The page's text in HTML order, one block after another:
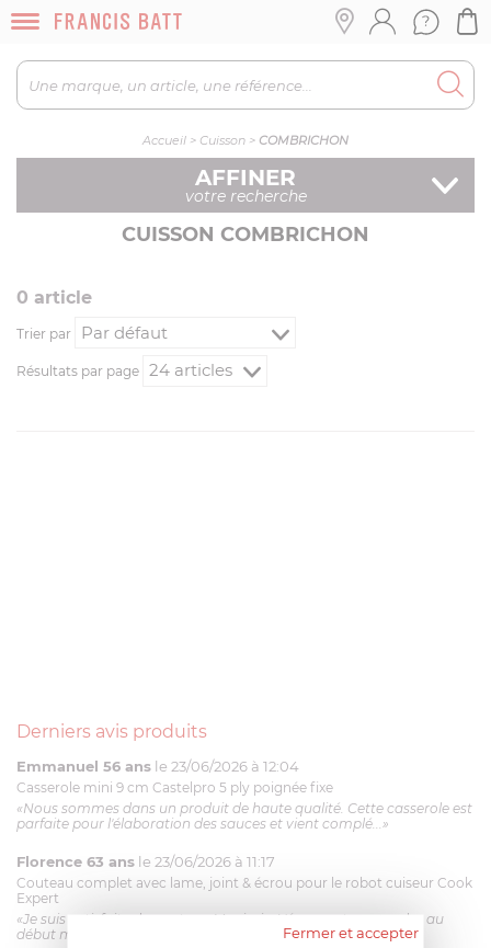
Accueil > Cuisson > COMBRICHON
AFFINER
votre recherche
CUISSON COMBRICHON
0 article
Trier par
Résultats par page
Derniers avis produits
Emmanuel 56 ans le 23/06/2026 à 12:04
Casserole mini 9 cm Castelpro 5 ply poignée fixe
«Nous sommes dans un produit de haute qualité. Cette casserole est
parfaite pour l'élaboration des sauces et vient complé...»
Florence 63 ans le 23/06/2026 à 11:17
Couteau complet avec lame, joint & écrou pour le robot cuiseur Cook
Expert
«Je suis satisfaite du couteau Magimix. L'écrou est un peu dur au
début mais ça le fait. La livraison a été très rapide. ...»
Fermer et accepter